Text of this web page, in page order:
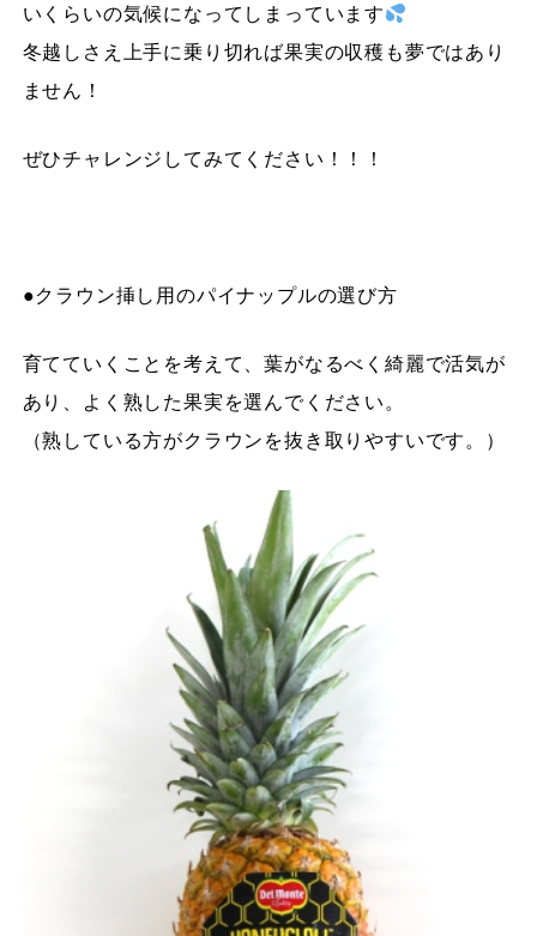
いくらいの気候になってしまっています
冬越しさえ上手に乗り切れば果実の収穫も夢ではあり
ません！
ぜひチャレンジしてみてください！！！
●クラウン挿し用のパイナップルの選び方
育てていくことを考えて、葉がなるべく綺麗で活気が
あり、よく熟した果実を選んでください。
（熟している方がクラウンを抜き取りやすいです。）